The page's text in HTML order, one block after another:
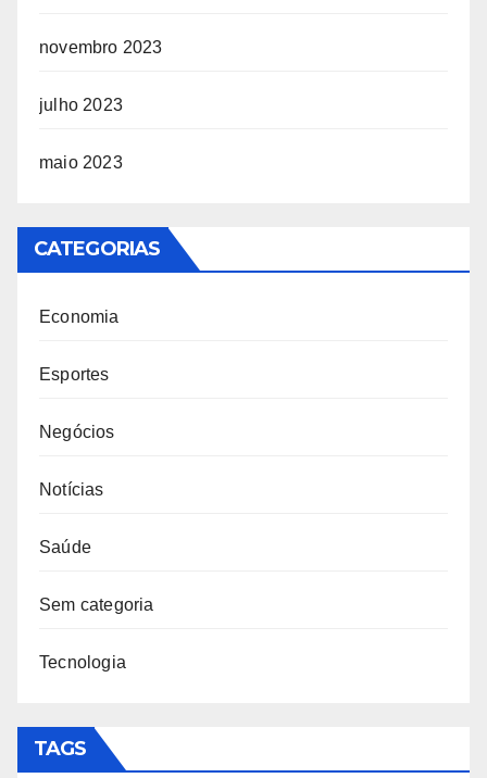
novembro 2023
julho 2023
maio 2023
CATEGORIAS
Economia
Esportes
Negócios
Notícias
Saúde
Sem categoria
Tecnologia
TAGS